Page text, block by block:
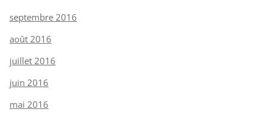
septembre 2016
août 2016
juillet 2016
juin 2016
mai 2016